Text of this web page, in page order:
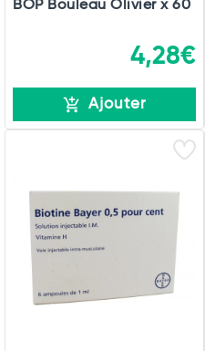
BOP Bouleau Olivier x 60
4,28€
Ajouter